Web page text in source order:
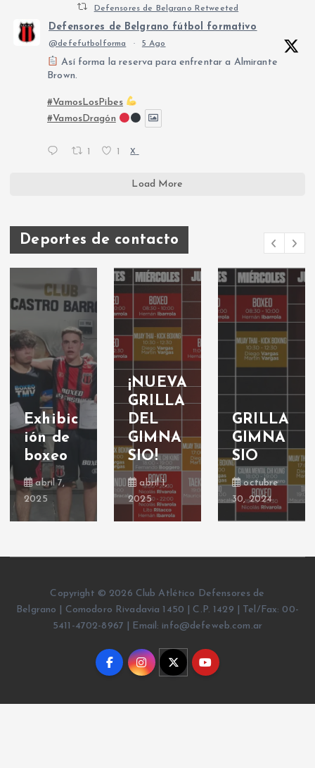
Defensores de Belgrano Retweeted
Defensores de Belgrano fútbol formativo
@defefutbolforma · 5 Ago
Así forma la reserva para enfrentar a Almirante
Brown.
#VamosLosPibes
#VamosDragón
X
Load More
Deportes de contacto
Exhibic
ión de
boxeo
abril 7,
2025
¡NUEVA
GRILLA
DEL
GIMNA
SIO!
abril 1,
2025
GRILLA
GIMNA
SIO
octubre
30, 2024
Copyright © 2026 Club Atlético Defensores de
Belgrano | Comodoro Rivadavia 1450 | C.P. 1429 | Tel/Fax: 00-
5411-4702-8967 | Email: info@defeweb.com.ar